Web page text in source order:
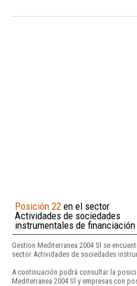
Posición 22 en el sector
Actividades de sociedades
instrumentales de financiación
Gestion Mediterranea 2004 Sl se
sector Actividades de sociedades
A continuación podrá consultar la
Mediterranea 2004 Sl y empresas con